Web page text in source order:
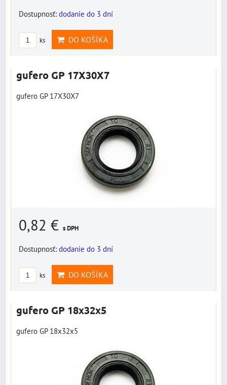
Dostupnosť: dodanie do 3 dní
ks DO KOŠÍKA
gufero GP 17X30X7
gufero GP 17X30X7
0,82 € s DPH
Dostupnosť: dodanie do 3 dní
ks DO KOŠÍKA
gufero GP 18x32x5
gufero GP 18x32x5